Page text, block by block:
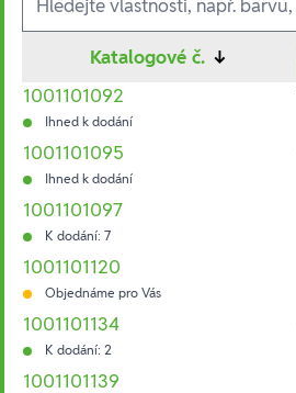
Katalogové č. ↓
1001101092
Ihned k dodání
1001101095
Ihned k dodání
1001101097
K dodání: 7
1001101120
Objednáme pro Vás
1001101134
K dodání: 2
1001101139